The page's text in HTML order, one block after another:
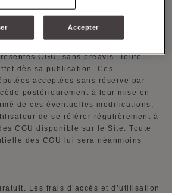
la possibilité d’actualiser ou de
CGU, sans préavis. Toute
dès sa publication. Ces
acceptées sans réserve par
postérieurement à leur mise en
de ces éventuelles modifications,
de se référer régulièrement à
CGU disponible sur le Site. Toute
des CGU lui sera néanmoins
Les frais d’accès et d’utilisation
Accepter